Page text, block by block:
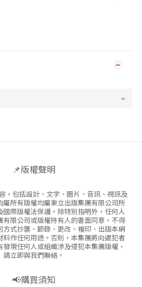
📌版權聲明
，包括設計、文字、圖片、音訊、視訊及
屬所有版權均屬東立出版集團有限公司所
國際版權法保護。除特別指明外，任何人
有限公司或版權持有人的書面同意，不得
方式抄襲、節錄、更改、複印、出版本網
料作任何用途。否則，本集團將向違犯者
現任何人或組織涉及侵犯本集團版權，
請立即與我們聯絡。
📢購買須知